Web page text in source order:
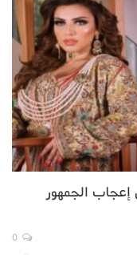
إعجاب الجمهور